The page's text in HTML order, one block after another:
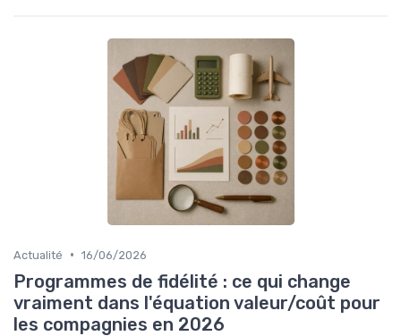
Actualité • 16/06/2026
Programmes de fidélité : ce qui change
vraiment dans l'équation valeur/coût pour
les compagnies en 2026